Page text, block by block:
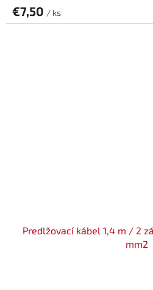
€7,50 / ks
Predlžovací kábel 1,4 m / 2
mm2